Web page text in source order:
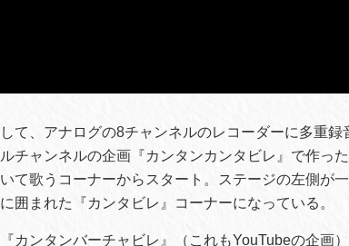
て、アナログの8チャンネルのレコーダーに多重録
チャンネルの企画『カンタンカンタビレ』で作っ
て歌うコーナーからスタート。ステージの左側が
囲まれた『カンタビレ』コーナーになっている。
カンタンバーチャビレ』（これもYouTubeの企画）